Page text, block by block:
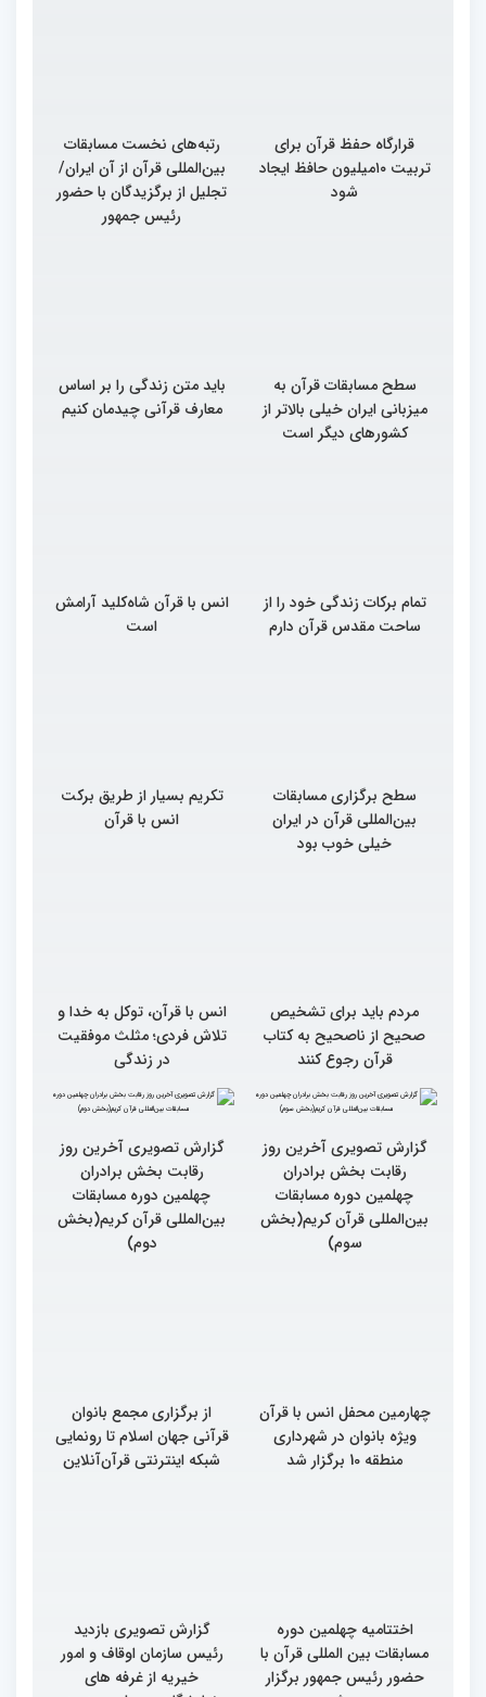
قرارگاه حفظ قرآن برای
تربیت ۱۰میلیون حافظ ایجاد
شود
رتبه‌های نخست مسابقات
بین‌المللی قرآن از آن ایران/
تجلیل از برگزیدگان با حضور
رئیس جمهور
سطح مسابقات قرآن به
میزبانی ایران خیلی بالاتر از
کشورهای دیگر است
باید متن زندگی را بر اساس
معارف قرآنی چیدمان کنیم
تمام برکات زندگی خود را از
ساحت مقدس قرآن دارم
انس با قرآن شاه‌کلید آرامش
است
سطح برگزاری مسابقات
بین‌المللی قرآن در ایران
خیلی خوب بود
تکریم بسیار از طریق برکت
انس با قرآن
مردم باید برای تشخیص
صحیح از ناصحیح به کتاب
قرآن رجوع کنند
انس با قرآن، توکل به خدا و
تلاش فردی؛ مثلث موفقیت
در زندگی
گزارش تصویری آخرین روز
رقابت بخش برادران
چهلمین دوره مسابقات
بین‌المللی قرآن کریم(بخش
سوم)
گزارش تصویری آخرین روز
رقابت بخش برادران